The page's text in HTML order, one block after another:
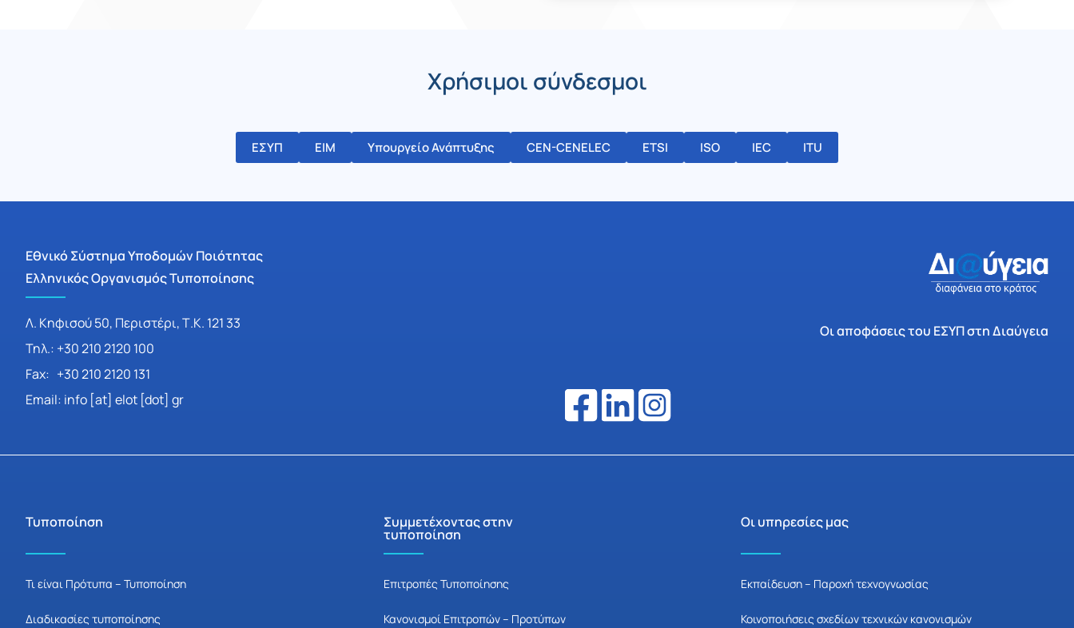
Χρήσιμοι σύνδεσμοι
ΕΣΥΠ ΕΙΜ Υπουργείο Ανάπτυξης CEN-CENELEC ETSI ISO IEC ITU
Εθνικό Σύστημα Υποδομών Ποιότητας
Ελληνικός Οργανισμός Τυποποίησης
Λ. Κηφισού 50, Περιστέρι, Τ.Κ. 121 33
Τηλ.: +30 210 2120 100
Fax: +30 210 2120 131
Email: info [at] elot [dot] gr
Οι αποφάσεις του ΕΣΥΠ στη Διαύγεια
Τυποποίηση
Τι είναι Πρότυπα – Τυποποίηση
Διαδικασίες τυποποίησης
Συμμετέχοντας στην
τυποποίηση
Επιτροπές Τυποποίησης
Κανονισμοί Επιτροπών – Προτύπων
Οι υπηρεσίες μας
Εκπαίδευση – Παροχή τεχνογνωσίας
Κοινοποιήσεις σχεδίων τεχνικών κανονισμών